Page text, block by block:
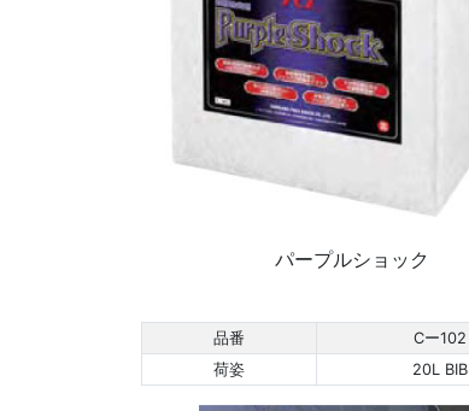
パープルショック
品番
Cー102
荷姿
20L BIB